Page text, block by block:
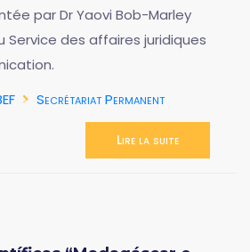
par Dr Yaovi Bob-Marley
Service des affaires juridiques
Secrétariat Permanent
Lire la suite